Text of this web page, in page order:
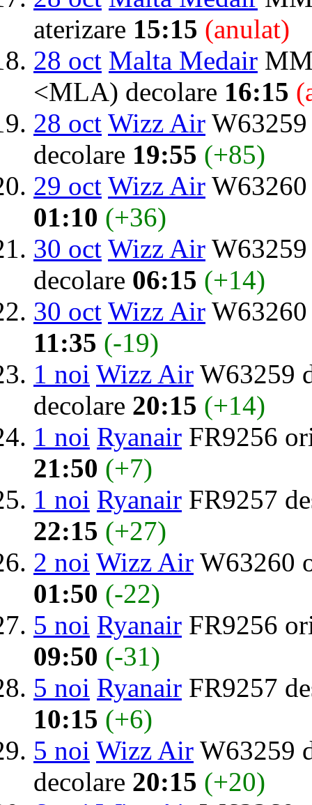
aterizare 15:15 (anulat)
28 oct Malta Medair
<MLA) decolare 16:15
28 oct Wizz Air
decolare 19:55 (+85)
29 oct Wizz Air
01:10 (+36)
30 oct Wizz Air
decolare 06:15 (+14)
30 oct Wizz Air
11:35 (-19)
1 noi Wizz Air W63259
decolare 20:15 (+14)
1 noi Ryanair FR9256
21:50 (+7)
1 noi Ryanair FR9257
22:15 (+27)
2 noi Wizz Air W63260
01:50 (-22)
5 noi Ryanair FR9256
09:50 (-31)
5 noi Ryanair FR9257
10:15 (+6)
5 noi Wizz Air W63259
decolare 20:15 (+20)